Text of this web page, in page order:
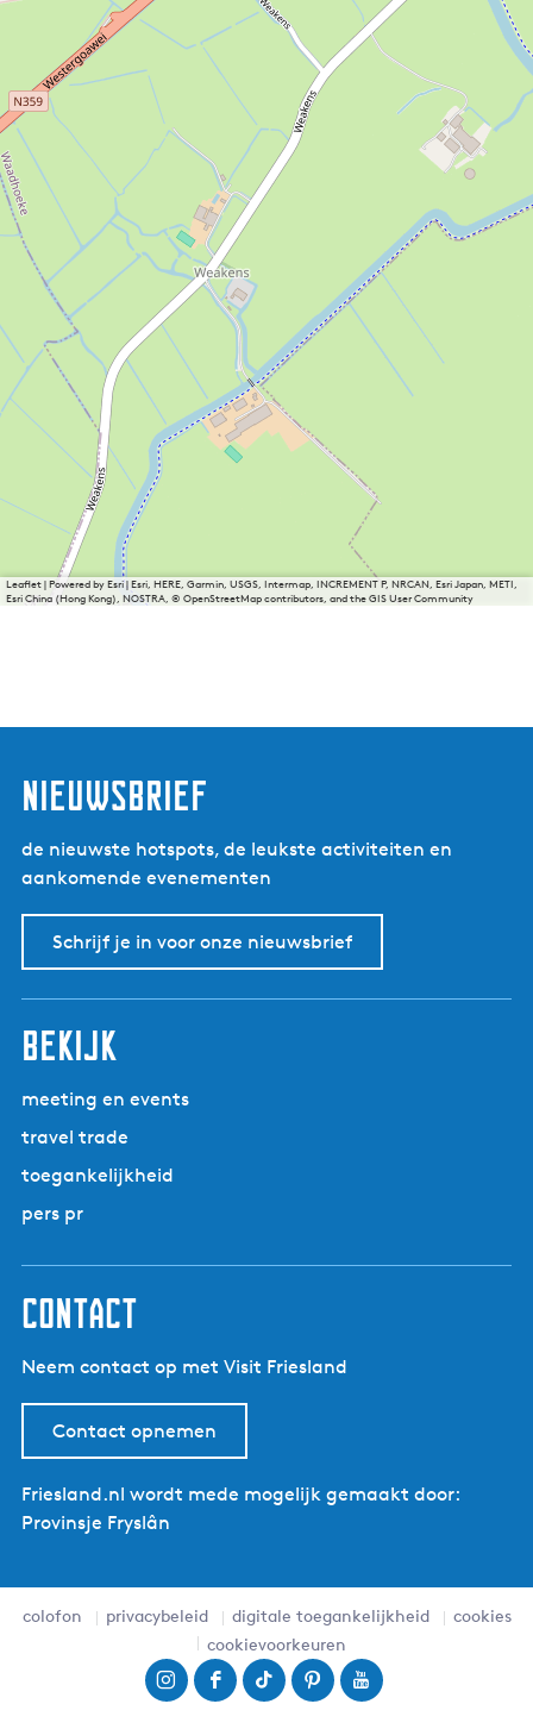
Leaflet|Powered by Esri | Esri, HERE, Garmin, USGS, Intermap, INCREMENT P, NRCAN, Esri Japan, METI,
Esri China (Hong Kong), NOSTRA, © OpenStreetMap contributors, and the GIS User Community
nieuwsbrief
de nieuwste hotspots, de leukste activiteiten en
aankomende evenementen
Schrijf je in voor onze nieuwsbrief
bekijk
meeting en events
travel trade
toegankelijkheid
pers pr
contact
Neem contact op met Visit Friesland
Contact opnemen
Friesland.nl wordt mede mogelijk gemaakt door:
Provinsje Fryslân
colofon privacybeleid digitale toegankelijkheid
cookies
cookievoorkeuren
I
F
T
Y